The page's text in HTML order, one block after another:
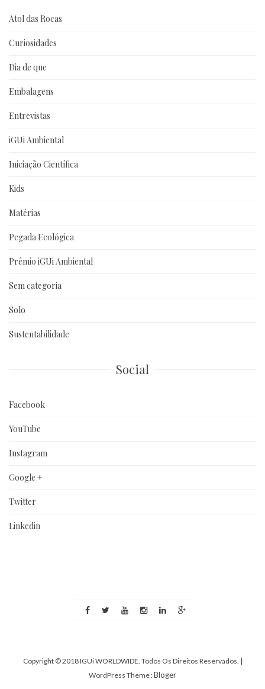
Atol das Rocas
Curiosidades
Dia de que
Embalagens
Entrevistas
iGUi Ambiental
Iniciação Científica
Kids
Matérias
Pegada Ecológica
Prêmio iGUi Ambiental
Sem categoria
Solo
Sustentabilidade
Social
Facebook
YouTube
Instagram
Google +
Twitter
Linkedin
Copyright © 2018 IGUi WORLDWIDE. Todos Os Direitos Reservados. |
WordPress Theme :Bloger